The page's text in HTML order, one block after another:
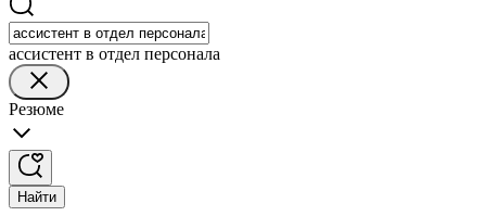
ассистент в отдел персонала
Резюме
Найти